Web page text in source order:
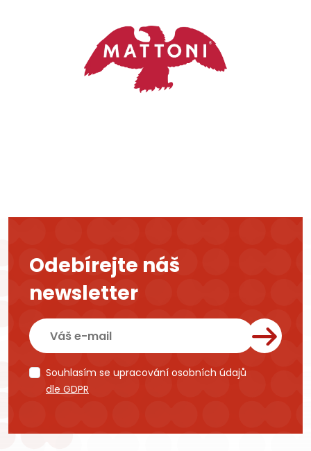
Odebírejte náš
newsletter
Souhlasím se upracování osobních údajů
dle GDPR